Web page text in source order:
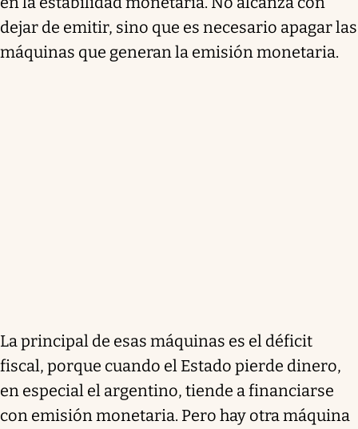
dejar de emitir, sino que es necesario apagar las
máquinas que generan la emisión monetaria.
La principal de esas máquinas es el déficit
fiscal, porque cuando el Estado pierde dinero,
en especial el argentino, tiende a financiarse
con emisión monetaria. Pero hay otra máquina